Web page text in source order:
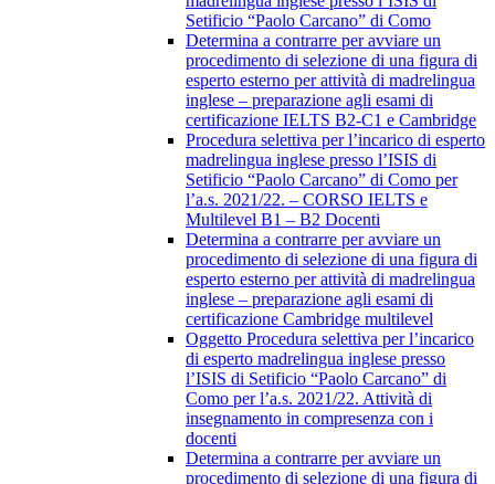
Setificio “Paolo Carcano” di Como
Determina a contrarre per avviare un
procedimento di selezione di una figura di
esperto esterno per attività di madrelingua
inglese – preparazione agli esami di
certificazione IELTS B2-C1 e Cambridge
Procedura selettiva per l’incarico di esperto
madrelingua inglese presso l’ISIS di
Setificio “Paolo Carcano” di Como per
l’a.s. 2021/22. – CORSO IELTS e
Multilevel B1 – B2 Docenti
Determina a contrarre per avviare un
procedimento di selezione di una figura di
esperto esterno per attività di madrelingua
inglese – preparazione agli esami di
certificazione Cambridge multilevel
Oggetto Procedura selettiva per l’incarico
di esperto madrelingua inglese presso
l’ISIS di Setificio “Paolo Carcano” di
Como per l’a.s. 2021/22. Attività di
insegnamento in compresenza con i
docenti
Determina a contrarre per avviare un
procedimento di selezione di una figura di